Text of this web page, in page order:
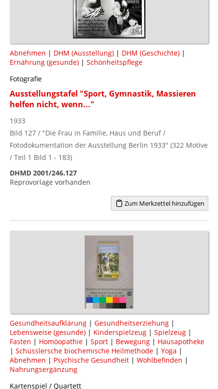
Abnehmen | DHM (Ausstellung) | DHM (Geschichte) |
Ernährung (gesunde) | Schönheitspflege
Fotografie
Ausstellungstafel "Sport, Gymnastik, Massieren
helfen nicht, wenn..."
1933
Bild 127 / "Die Frau in Familie, Haus und Beruf /
Fotodokumentation der Ausstellung Berlin 1933" (322 Motive
/ Teil 1 Bild 1 - 183)
DHMD 2001/246.127
Reprovorlage vorhanden
Zum Merkzettel hinzufügen
Gesundheitsaufklärung | Gesundheitserziehung |
Lebensweise (gesunde) | Kinderspielzeug | Spielzeug |
Fasten | Homöopathie | Sport | Bewegung | Hausapotheke
| Schüsslersche biochemische Heilmethode | Yoga |
Abnehmen | Psychische Gesundheit | Wohlbefinden |
Nahrungsergänzung
Kartenspiel / Quartett